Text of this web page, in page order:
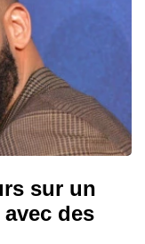
sur un
des